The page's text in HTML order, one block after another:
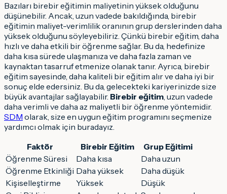
Bazıları birebir eğitimin maliyetinin yüksek olduğunu
düşünebilir. Ancak, uzun vadede bakıldığında, birebir
eğitimin maliyet-verimlilik oranının grup derslerinden daha
yüksek olduğunu söyleyebiliriz. Çünkü birebir eğitim, daha
hızlı ve daha etkili bir öğrenme sağlar. Bu da, hedefinize
daha kısa sürede ulaşmanıza ve daha fazla zaman ve
kaynaktan tasarruf etmenize olanak tanır. Ayrıca, birebir
eğitim sayesinde, daha kaliteli bir eğitim alır ve daha iyi bir
sonuç elde edersiniz. Bu da, gelecekteki kariyerinizde size
büyük avantajlar sağlayabilir. Birebir eğitim, uzun vadede
daha verimli ve daha az maliyetli bir öğrenme yöntemidir.
SDM olarak, size en uygun eğitim programını seçmenize
yardımcı olmak için buradayız.
Faktör
Birebir Eğitim
Grup Eğitimi
Öğrenme Süresi
Daha kısa
Daha uzun
Öğrenme Etkinliği Daha yüksek
Daha düşük
Kişiselleştirme
Yüksek
Düşük